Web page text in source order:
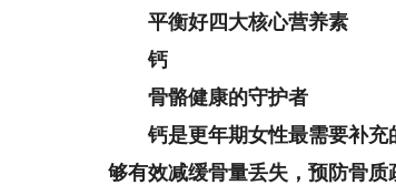
平衡好四大核心营养素
钙
骨骼健康的守护者
钙是更年期女性最需要补充
够有效减缓骨量丢失，预防骨质